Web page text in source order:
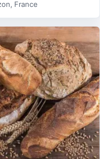
France